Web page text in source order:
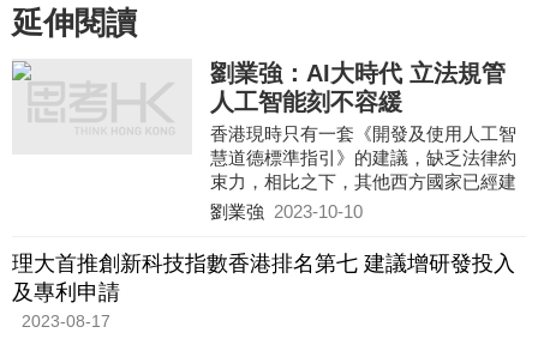
延伸閱讀
劉業強：AI大時代 立法規管
人工智能刻不容緩
香港現時只有一套《開發及使用人工智
慧道德標準指引》的建議，缺乏法律約
束力，相比之下，其他西方國家已經建
立了AI相關的法律基礎。
劉業強 2023-10-10
理大首推創新科技指數香港排名第七 建議增研發投入
及專利申請
2023-08-17